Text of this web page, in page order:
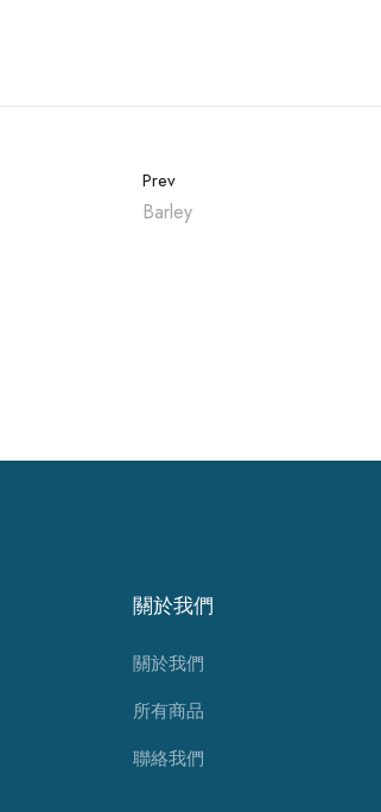
Prev
Barley
關於我們
關於我們
所有商品
聯絡我們